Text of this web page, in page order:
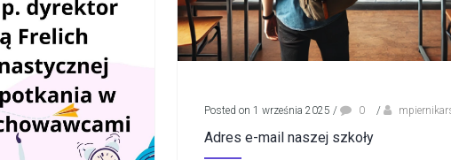
Posted on 1 września 2025 / 0 /
Adres e-mail naszej szkoły